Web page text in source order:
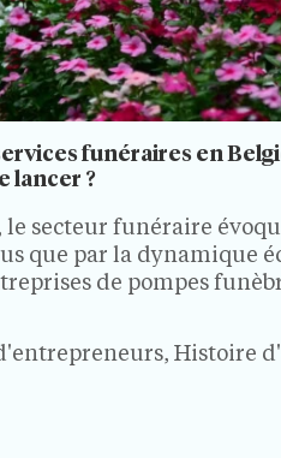
funéraires en
lancer ?
le secteur funéraire
que par la dynamique
de pompes
Histoire